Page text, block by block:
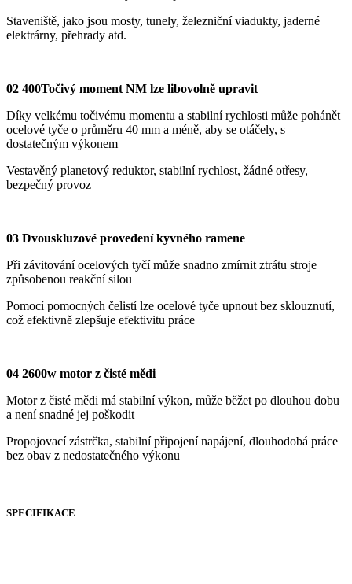
Staveniště, jako jsou mosty, tunely, železniční viadukty, jaderné
elektrárny, přehrady atd.
02 400Točivý moment NM lze libovolně upravit
Díky velkému točivému momentu a stabilní rychlosti může pohánět
ocelové tyče o průměru 40 mm a méně, aby se otáčely, s
dostatečným výkonem
Vestavěný planetový reduktor, stabilní rychlost, žádné otřesy,
bezpečný provoz
03 Dvouskluzové provedení kyvného ramene
Při závitování ocelových tyčí může snadno zmírnit ztrátu stroje
způsobenou reakční silou
Pomocí pomocných čelistí lze ocelové tyče upnout bez sklouznutí,
což efektivně zlepšuje efektivitu práce
04 2600w motor z čisté mědi
Motor z čisté mědi má stabilní výkon, může běžet po dlouhou dobu
a není snadné jej poškodit
Propojovací zástrčka, stabilní připojení napájení, dlouhodobá práce
bez obav z nedostatečného výkonu
SPECIFIKACE